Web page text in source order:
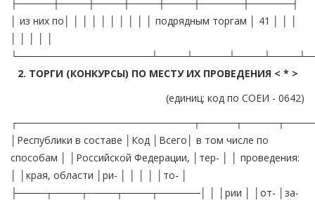
2. ТОРГИ (КОНКУРСЫ) ПО МЕСТУ ИХ ПРОВЕДЕНИЯ < * >
(единиц; код по СОЕИ - 0642)
│Республики в составе │Код │Всего│ в том числе по
способам │ │Российской Федерации, │тер- │ │ проведения:
│ │края, области │ри- │ │ │ │ │то- │
├────┬────┬────┬────┬──────│ │ │рии │ │от- │за-